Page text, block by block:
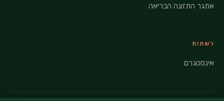
אתגר התזונה הבריאה
רשתות
אינסטגרם